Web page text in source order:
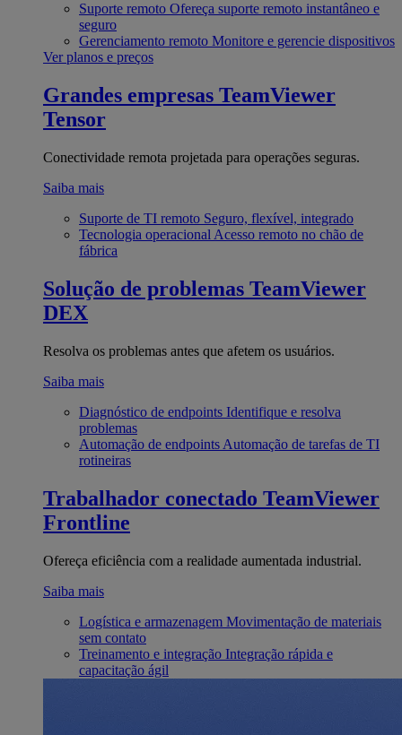
Suporte remoto Ofereça suporte remoto instantâneo e
seguro
Gerenciamento remoto Monitore e gerencie dispositivos
Ver planos e preços
Grandes empresas TeamViewer
Tensor
Conectividade remota projetada para operações seguras.
Saiba mais
Suporte de TI remoto Seguro, flexível, integrado
Tecnologia operacional Acesso remoto no chão de
fábrica
Solução de problemas TeamViewer
DEX
Resolva os problemas antes que afetem os usuários.
Saiba mais
Diagnóstico de endpoints Identifique e resolva
problemas
Automação de endpoints Automação de tarefas de TI
rotineiras
Trabalhador conectado TeamViewer
Frontline
Ofereça eficiência com a realidade aumentada industrial.
Saiba mais
Logística e armazenagem Movimentação de materiais
sem contato
Treinamento e integração Integração rápida e
capacitação ágil